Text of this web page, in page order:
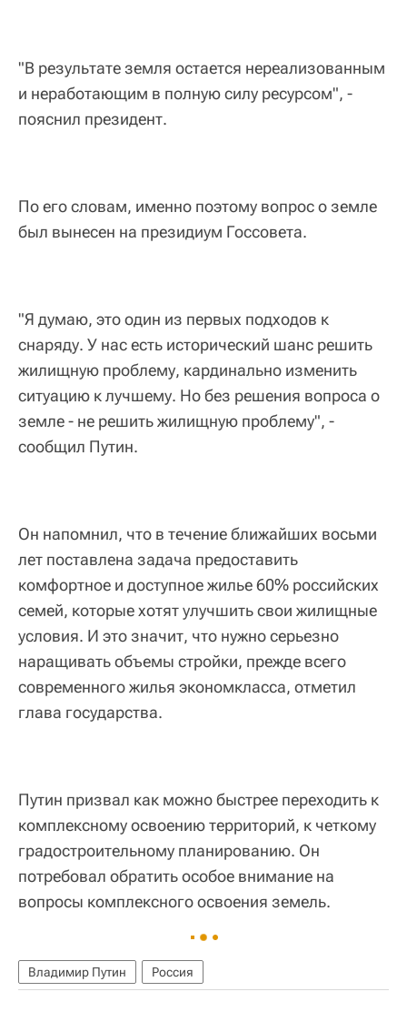
"В результате земля остается нереализованным
и неработающим в полную силу ресурсом", -
пояснил президент.
По его словам, именно поэтому вопрос о земле
был вынесен на президиум Госсовета.
"Я думаю, это один из первых подходов к
снаряду. У нас есть исторический шанс решить
жилищную проблему, кардинально изменить
ситуацию к лучшему. Но без решения вопроса о
земле - не решить жилищную проблему", -
сообщил Путин.
Он напомнил, что в течение ближайших восьми
лет поставлена задача предоставить
комфортное и доступное жилье 60% российских
семей, которые хотят улучшить свои жилищные
условия. И это значит, что нужно серьезно
наращивать объемы стройки, прежде всего
современного жилья экономкласса, отметил
глава государства.
Путин призвал как можно быстрее переходить к
комплексному освоению территорий, к четкому
градостроительному планированию. Он
потребовал обратить особое внимание на
вопросы комплексного освоения земель.
Владимир Путин Россия